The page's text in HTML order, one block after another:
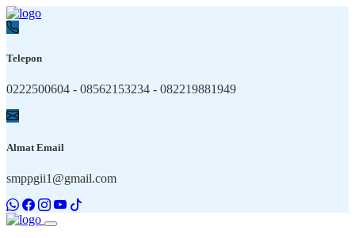
Telepon
0222500604 - 08562153234 - 082219881949
Almat Email
smppgii1@gmail.com